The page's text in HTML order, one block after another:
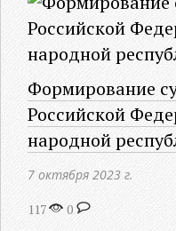
Формирование
Российской
народной
7 октября 2023 г.
117 0